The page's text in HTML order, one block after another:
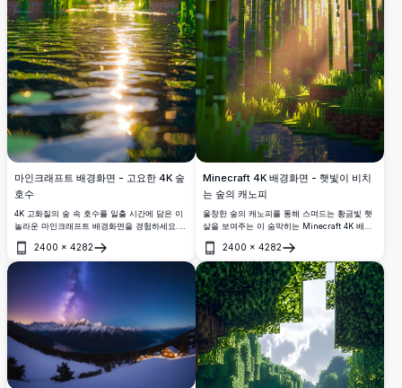
마인크래프트 배경화면 - 고요한 4K 숲
호수
4K 고화질의 숲 속 호수를 일출 시간에 담은 이
놀라운 마인크래프트 배경화면을 경험하세요.
는 물을 둘러싸고 있어 황금빛 햇빛을 반사합니
다. 게이머에게 완벽한 이 상세한 풍경은 몰입감
있는 블록 미학으로 데스크톱 또는 모바일 화면
을 향상시킵니다.
2400 × 4282
열기
Minecraft 4K 배경화면 - 햇빛이 비치
는 숲의 캐노피
울창한 숲의 캐노피를 통해 스며드는 황금빛 햇
살을 보여주는 이 숨막히는 Minecraft 4K 배경
솟은 나무들 사이의 빛과 그림자의 마법 같은 상
호작용을 포착하여 고요하고 몰입감 있는 숲의
분위기를 연출합니다.
2400 × 4282
열기